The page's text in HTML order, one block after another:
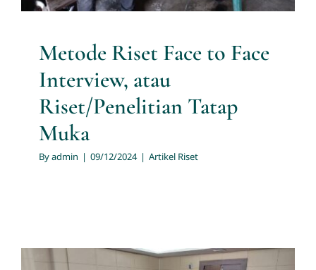
Metode Riset Face to Face
Interview, atau
Riset/Penelitian Tatap
Muka
Byadmin | 09/12/2024 | Artikel Riset